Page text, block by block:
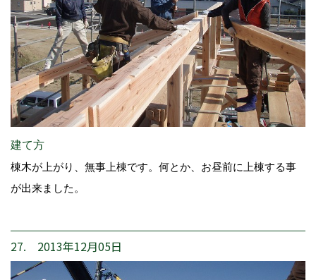
建て方
棟木が上がり、無事上棟です。何とか、お昼前に上棟する事
が出来ました。
27. 2013年12月05日